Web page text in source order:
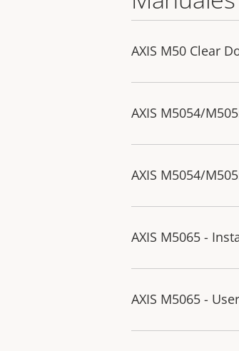
AXIS M50 Clear
AXIS M5054/
AXIS M5054/
AXIS M5065 -
AXIS M5065 -